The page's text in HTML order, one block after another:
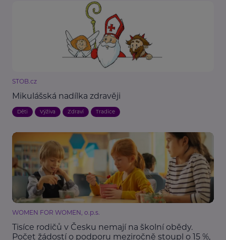
STOB.cz
Mikulášská nadílka zdravěji
Děti Výživa Zdraví Tradice
WOMEN FOR WOMEN, o.p.s.
Tisíce rodičů v Česku nemají na školní obědy.
Počet žádostí o podporu meziročně stoupl o 15 %,